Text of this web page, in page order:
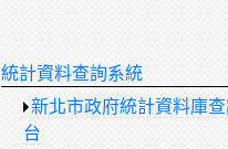
統計資料查詢系統
新北市政府統計資料庫
台